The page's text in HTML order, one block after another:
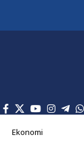
Ekonomi